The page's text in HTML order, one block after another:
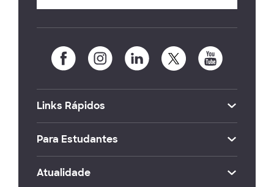
Links Rápidos
Para Estudantes
Atualidade